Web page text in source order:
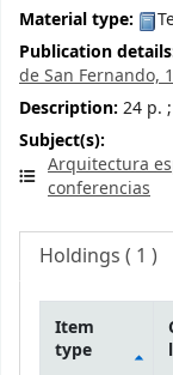
Material type:
Publication
de San Fernando,
Description: 24 p.
Subject(s):
Arquitectura
conferencias
Holdings ( 1 )
Item
type